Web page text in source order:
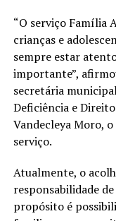
“O serviço Família
crianças e
sempre estar
importante”,
secretária
Deficiência e
Vandecleya Moro,
serviço.
Atualmente, o
responsabilidade
propósito é